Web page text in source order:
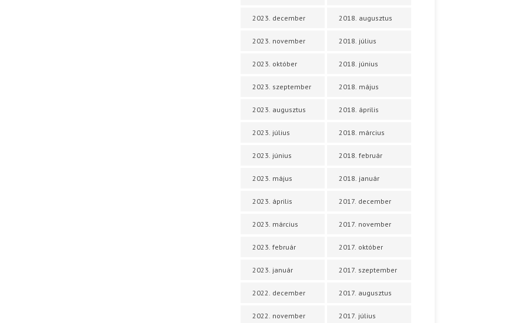
2023. december
2023. november
2023. október
2023. szeptember
2023. augusztus
2023. július
2023. június
2023. május
2023. április
2023. március
2023. február
2023. január
2022. december
2022. november
2018. augusztus
2018. július
2018. június
2018. május
2018. április
2018. március
2018. február
2018. január
2017. december
2017. november
2017. október
2017. szeptember
2017. augusztus
2017. július